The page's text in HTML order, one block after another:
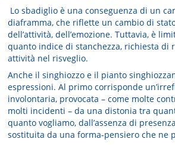
Lo sbadiglio è una conseguenza di un
diaframma, che riflette un cambio di
dell’attività, dell’emozione. Tuttavia, è
quanto indice di stanchezza, richiesta di
attività nel risveglio.
Anche il singhiozzo e il pianto
espressioni. Al primo corrisponde
involontaria, provocata – come molte
molti incidenti – da una distonia tra
quanto vogliamo, dall’assenza di
sostituita da una forma-pensiero che ne